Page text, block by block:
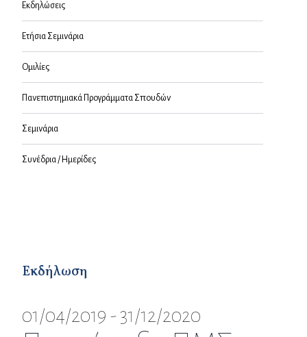
Εκδηλώσεις
Ετήσια Σεμινάρια
Ομιλίες
Πανεπιστημιακά Προγράμματα Σπουδών
Σεμινάρια
Συνέδρια / Ημερίδες
Εκδήλωση
01/04/2019 - 31/12/2020